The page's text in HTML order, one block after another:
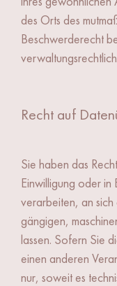
des Orts des
Beschwerderecht
Recht auf
Sie haben das
Einwilligung oder in
verarbeiten, an
gängigen,
lassen. Sofern Sie
einen anderen
nur, soweit es